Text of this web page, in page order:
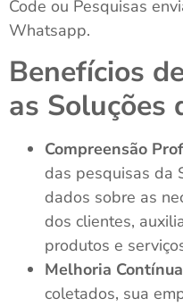
Code ou Pesquisas
Whatsapp.
Benefícios
as Soluções
Compreensão
das pesquisas da
dados sobre as
dos clientes,
produtos e
Melhoria
coletados, sua